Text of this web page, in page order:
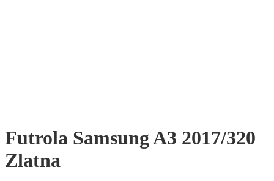
Futrola Samsung A3 2017/320
Zlatna